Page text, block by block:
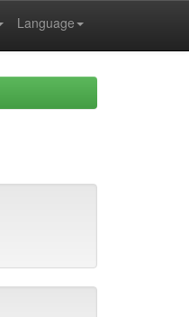
Language